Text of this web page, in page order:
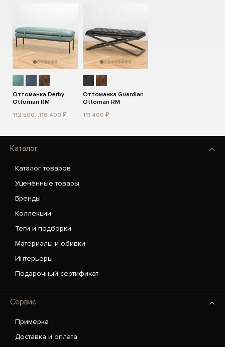
Оттоманка Derby
Ottoman RM
112 500...116 400 ₽
Оттоманка Guardian
Ottoman RM
111 400 ₽
Каталог
Каталог товаров
Уценённые товары
Бренды
Коллекции
Теги и подборки
Материалы и обивки
Интерьеры
Подарочный сертификат
Сервис
Примерка
Доставка и оплата